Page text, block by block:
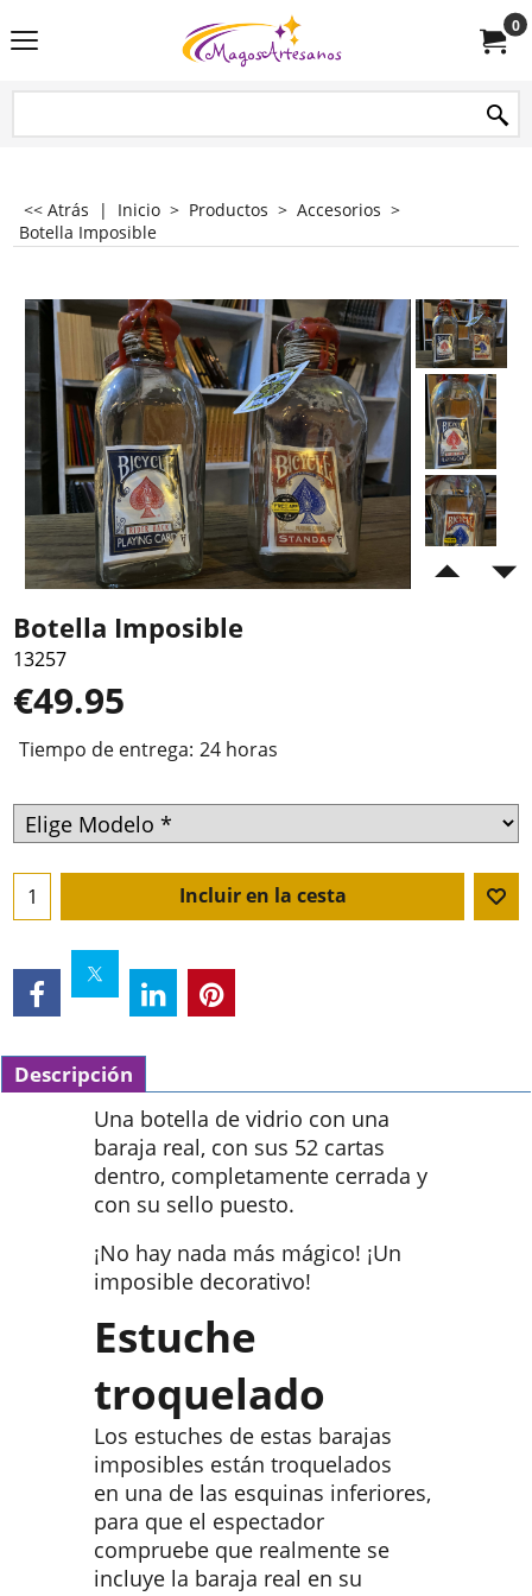
0
<< Atrás | Inicio > Productos > Accesorios >
Botella Imposible
Botella Imposible
13257
€49.95
Tiempo de entrega: 24 horas
Incluir en la cesta
Descripción
Una botella de vidrio con una
baraja real, con sus 52 cartas
dentro, completamente cerrada y
con su sello puesto.
¡No hay nada más mágico! ¡Un
imposible decorativo!
Estuche
troquelado
Los estuches de estas barajas
imposibles están troquelados
en una de las esquinas inferiores,
para que el espectador
compruebe que realmente se
incluye la baraja real en su